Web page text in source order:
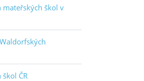
mateřských škol v
ČR